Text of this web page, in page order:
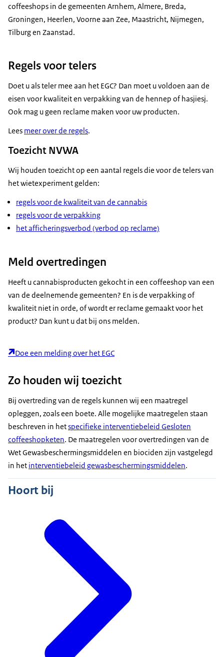
coffeeshops in de gemeenten Arnhem, Almere, Breda,
Groningen, Heerlen, Voorne aan Zee, Maastricht, Nijmegen,
Tilburg en Zaanstad.
Regels voor telers
Doet u als teler mee aan het EGC? Dan moet u voldoen aan de
eisen voor kwaliteit en verpakking van de hennep of hasjiesj.
Ook mag u geen reclame maken voor uw producten.
Lees meer over de regels.
Toezicht NVWA
Wij houden toezicht op een aantal regels die voor de telers van
het wietexperiment gelden:
regels voor de kwaliteit van de cannabis
regels voor de verpakking
het afficheringsverbod (verbod op reclame)
Meld overtredingen
Heeft u cannabisproducten gekocht in een coffeeshop van een
van de deelnemende gemeenten? En is de verpakking of
kwaliteit niet in orde, of wordt er reclame gemaakt voor het
product? Dan kunt u dat bij ons melden.
Doe een melding over het EGC
Zo houden wij toezicht
Bij overtreding van de regels kunnen wij een maatregel
opleggen, zoals een boete. Alle mogelijke maatregelen staan
beschreven in hetspecifieke interventiebeleid Gesloten
coffeeshopketen. De maatregelen voor overtredingen van de
Wet Gewasbeschermingsmiddelen en biociden zijn vastgelegd
in het interventiebeleid gewasbeschermingsmiddelen.
Hoort bij